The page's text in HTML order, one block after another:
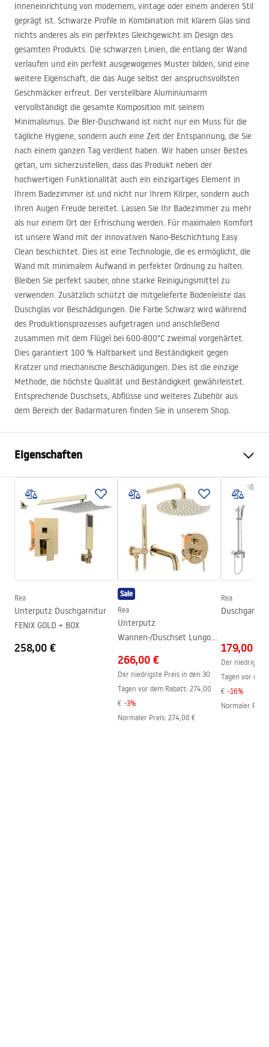
Inneneinrichtung von modernem, vintage oder einem anderen Stil
geprägt ist. Schwarze Profile in Kombination mit klarem Glas sind
nichts anderes als ein perfektes Gleichgewicht im Design des
gesamten Produkts. Die schwarzen Linien, die entlang der Wand
verlaufen und ein perfekt ausgewogenes Muster bilden, sind eine
weitere Eigenschaft, die das Auge selbst der anspruchsvollsten
Geschmäcker erfreut. Der verstellbare Aluminiumarm
vervollständigt die gesamte Komposition mit seinem
Minimalismus. Die Bler-Duschwand ist nicht nur ein Muss für die
tägliche Hygiene, sondern auch eine Zeit der Entspannung, die Sie
nach einem ganzen Tag verdient haben. Wir haben unser Bestes
getan, um sicherzustellen, dass das Produkt neben der
hochwertigen Funktionalität auch ein einzigartiges Element in
Ihrem Badezimmer ist und nicht nur Ihrem Körper, sondern auch
Ihren Augen Freude bereitet. Lassen Sie Ihr Badezimmer zu mehr
als nur einem Ort der Erfrischung werden. Für maximalen Komfort
ist unsere Wand mit der innovativen Nano-Beschichtung Easy
Clean beschichtet. Dies ist eine Technologie, die es ermöglicht, die
Wand mit minimalem Aufwand in perfekter Ordnung zu halten.
Bleiben Sie perfekt sauber, ohne starke Reinigungsmittel zu
verwenden. Zusätzlich schützt die mitgelieferte Bodenleiste das
Duschglas vor Beschädigungen. Die Farbe Schwarz wird während
des Produktionsprozesses aufgetragen und anschließend
zusammen mit dem Flügel bei 600-800°C zweimal vorgehärtet.
Dies garantiert 100 % Haltbarkeit und Beständigkeit gegen
Kratzer und mechanische Beschädigungen. Dies ist die einzige
Methode, die höchste Qualität und Beständigkeit gewährleistet.
Entsprechende Duschsets, Abflüsse und weiteres Zubehör aus
dem Bereich der Badarmaturen finden Sie in unserem Shop.
Eigenschaften
Farbe der Armatur
Schwarz
Duschkabine Typ
Walk-In
Glasfarbe
Transparent 8mm
Kabinenrichtung
universell
Garantie
Rea
Unterputz Duschgarnitur
FENIX GOLD + BOX
258,00 €
Sale
Rea
Unterputz
Wannen-/Duschset Lungo
266,00 €
Der niedrigste Preis in den 30
Tagen vor dem Rabatt: 274,00
€ -3%
Normaler Preis: 274,00 €
Rea
179,00 €
Der niedrigste
Tagen vor dem
€ -16%
Normaler Preis